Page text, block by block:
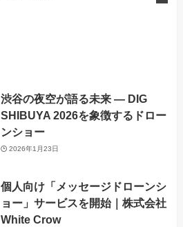
渋谷の夜空が語る未来 ― DIG
SHIBUYA 2026を象徴するドロー
ンショー
2026年1月23日
個人向け「メッセージドローンシ
ョー」サービスを開始｜株式会社
White Crow